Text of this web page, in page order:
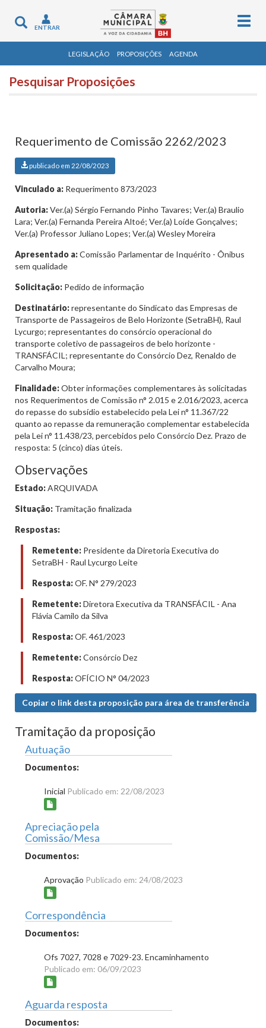
Toggle
navigation
ENTRAR
LEGISLAÇÃO PROPOSIÇÕES AGENDA
Pesquisar Proposições
Requerimento de Comissão 2262/2023
publicado em 22/08/2023
Vinculado a: Requerimento 873/2023
Autoria:Ver.(a) Sérgio Fernando Pinho Tavares; Ver.(a) Braulio
Lara; Ver.(a) Fernanda Pereira Altoé; Ver.(a) Loíde Gonçalves;
Ver.(a) Professor Juliano Lopes; Ver.(a) Wesley Moreira
Apresentado a:Comissão Parlamentar de Inquérito - Ônibus
sem qualidade
Solicitação: Pedido de informação
Destinatário:representante do Sindicato das Empresas de
Transporte de Passageiros de Belo Horizonte (SetraBH), Raul
Lycurgo; representantes do consórcio operacional do
transporte coletivo de passageiros de belo horizonte -
TRANSFÁCIL; representante do Consórcio Dez, Renaldo de
Carvalho Moura;
Finalidade:Obter informações complementares às solicitadas
nos Requerimentos de Comissão n° 2.015 e 2.016/2023, acerca
do repasse do subsídio estabelecido pela Lei n° 11.367/22
quanto ao repasse da remuneração complementar estabelecida
pela Lei n° 11.438/23, percebidos pelo Consórcio Dez. Prazo de
resposta: 5 (cinco) dias úteis.
Observações
Estado:ARQUIVADA
Situação: Tramitação finalizada
Respostas:
Remetente: Presidente da Diretoria Executiva do
SetraBH - Raul Lycurgo Leite
Resposta:OF. N° 279/2023
Remetente:Diretora Executiva da TRANSFÁCIL - Ana
Flávia Camilo da Silva
Resposta:OF. 461/2023
Remetente:Consórcio Dez
Resposta:OFÍCIO N° 04/2023
Copiar o link desta proposição para área de transferência
Tramitação da proposição
Autuação
Documentos:
Inicial Publicado em: 22/08/2023
Apreciação pela
Comissão/Mesa
Documentos:
Aprovação Publicado em: 24/08/2023
Correspondência
Documentos:
Ofs 7027, 7028 e 7029-23. Encaminhamento
Publicado em: 06/09/2023
Aguarda resposta
Documentos: